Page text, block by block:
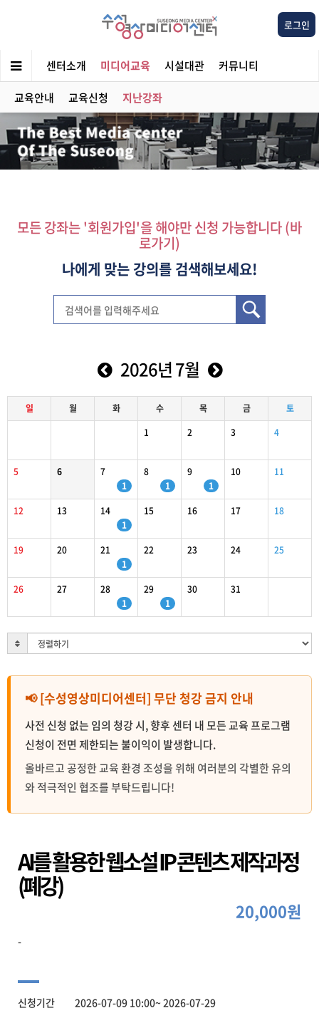
로그인
센터소개 미디어교육 시설대관 커뮤니티
교육안내 교육신청 지난강좌
모든 강좌는 '회원가입'을 해야만 신청 가능합니다 (바
로가기)
나에게 맞는 강의를 검색해보세요!
2026년 7월
일 월 화 수 목 금
토
1
2 3 4
5 6
7
1
8
1
9
1
10 11
12 13
14
1
15 16 17 18
19 20
21
1
22 23 24 25
26 27
28
1
29
1
30 31
📢 [수성영상미디어센터] 무단 청강 금지 안내
사전 신청 없는 임의 청강 시, 향후 센터 내 모든 교육 프로그램
신청이 전면 제한되는 불이익이 발생합니다.
올바르고 공정한 교육 환경 조성을 위해 여러분의 각별한 유의
와 적극적인 협조를 부탁드립니다!
AI를 활용한 웹소설 IP 콘텐츠 제작과정
(폐강)
20,000원
-
신청기간 2026-07-09 10:00~ 2026-07-29